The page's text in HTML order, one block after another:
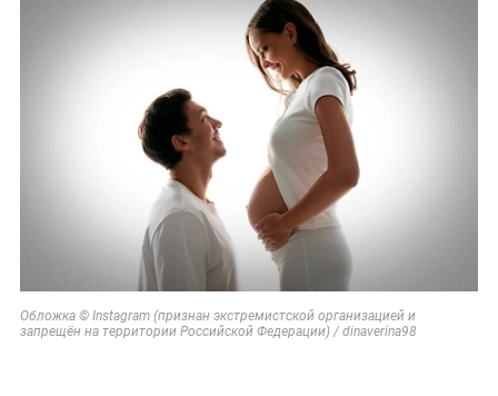
Обложка © Instagram (признан экстремистской организацией и
запрещён на территории Российской Федерации) / dinaverina98